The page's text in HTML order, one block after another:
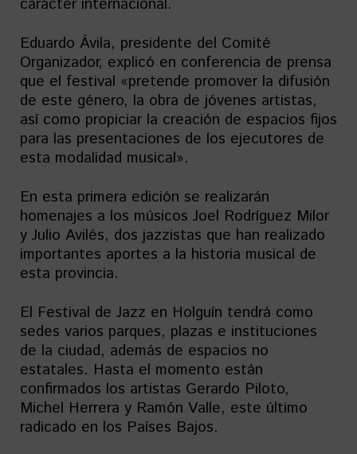
Eduardo Ávila, presidente del Comité
Organizador, explicó en conferencia de prensa
que el festival «pretende promover la difusión
de este género, la obra de jóvenes artistas,
así como propiciar la creación de espacios fijos
para las presentaciones de los ejecutores de
esta modalidad musical».
En esta primera edición se realizarán
homenajes a los músicos Joel Rodríguez Milor
y Julio Avilés, dos jazzistas que han realizado
importantes aportes a la historia musical de
esta provincia.
El Festival de Jazz en Holguín tendrá como
sedes varios parques, plazas e instituciones
de la ciudad, además de espacios no
estatales. Hasta el momento están
confirmados los artistas Gerardo Piloto,
Michel Herrera y Ramón Valle, este último
radicado en los Países Bajos.